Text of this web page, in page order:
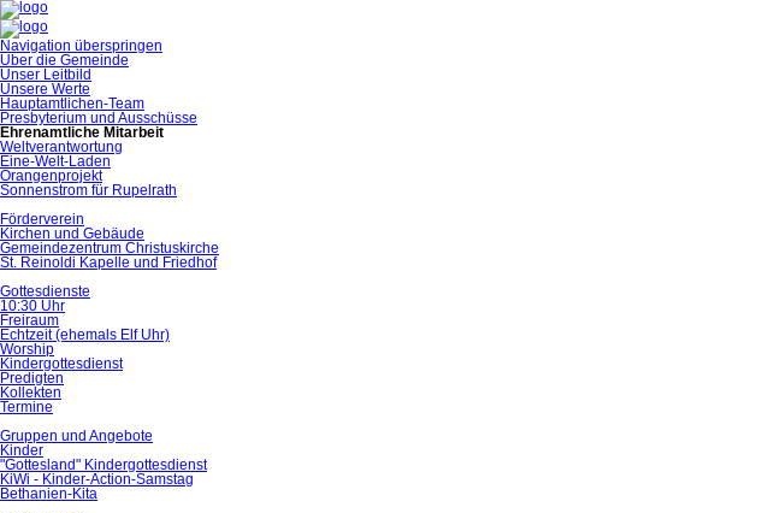
Navigation überspringen
Über die Gemeinde
Unser Leitbild
Unsere Werte
Hauptamtlichen-Team
Presbyterium und Ausschüsse
Ehrenamtliche Mitarbeit
Weltverantwortung
Eine-Welt-Laden
Orangenprojekt
Sonnenstrom für Rupelrath
Förderverein
Kirchen und Gebäude
Gemeindezentrum Christuskirche
St. Reinoldi Kapelle und Friedhof
Gottesdienste
10:30 Uhr
Freiraum
Echtzeit (ehemals Elf Uhr)
Worship
Kindergottesdienst
Predigten
Kollekten
Termine
Gruppen und Angebote
Kinder
"Gottesland" Kindergottesdienst
KiWi - Kinder-Action-Samstag
Bethanien-Kita